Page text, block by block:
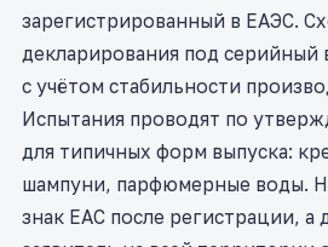
зарегистрированный в ЕАЭС.
декларирования под серийный
с учётом стабильности
Испытания проводят по
для типичных форм выпуска:
шампуни, парфюмерные воды.
знак ЕАС после регистрации, а